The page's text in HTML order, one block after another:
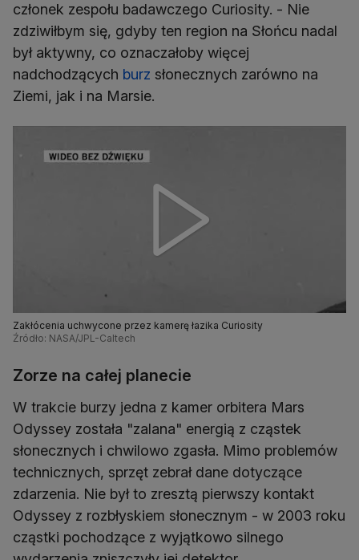
członek zespołu badawczego Curiosity. - Nie
zdziwiłbym się, gdyby ten region na Słońcu nadal
był aktywny, co oznaczałoby więcej
nadchodzących burz słonecznych zarówno na
Ziemi, jak i na Marsie.
Zakłócenia uchwycone przez kamerę łazika Curiosity
Źródło: NASA/JPL-Caltech
Zorze na całej planecie
W trakcie burzy jedna z kamer orbitera Mars
Odyssey została "zalana" energią z cząstek
słonecznych i chwilowo zgasła. Mimo problemów
technicznych, sprzęt zebrał dane dotyczące
zdarzenia. Nie był to zresztą pierwszy kontakt
Odyssey z rozbłyskiem słonecznym - w 2003 roku
cząstki pochodzące z wyjątkowo silnego